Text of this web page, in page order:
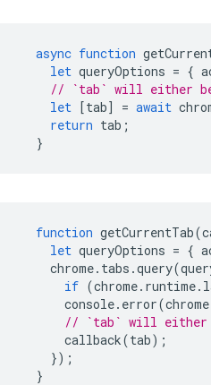
async function
let queryOptions = {
// `tab` will either be
let [tab] = await
return tab ;
}
function getCurrentTab(
let queryOptions = {
chrome. tabs .query(
if (chrome. runtime.
console. error(chrome
// `tab` will either
callback(tab);
});
}